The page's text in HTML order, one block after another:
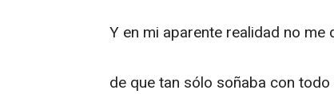
Y en mi aparente realidad no me
de que tan sólo soñaba con